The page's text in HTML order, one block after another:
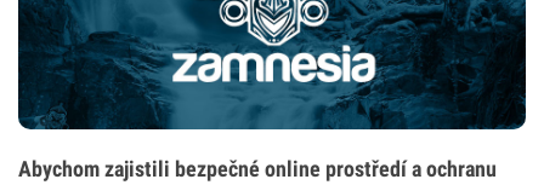
Abychom zajistili bezpečné online prostředí a ochranu